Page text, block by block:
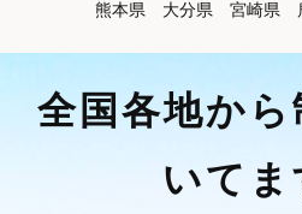
熊本県
大分県 宮崎県
全国各地か
いてま